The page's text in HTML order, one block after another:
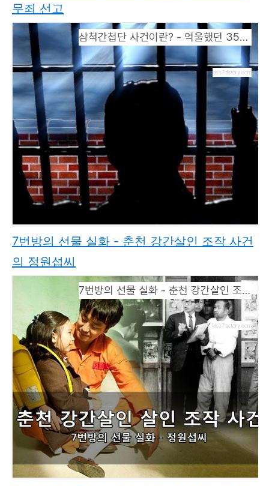
무죄 선고
삼척간첩단 사건이란? - 억울했던 35년만의 무죄 선고
kiss7.tistory.com
7번방의 선물 실화 - 춘천 강간살인 조작 사건
의 정원섭씨
7번방의 선물 실화 - 춘천 강간살인 조작 사건의 정원섭씨
kiss7.tistory.com